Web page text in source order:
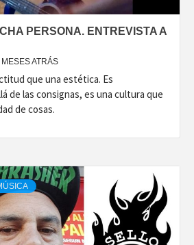
PERSONA. ENTREVISTA A
ATRÁS
que una estética. Es
de las consignas, es una cultura que
de cosas.